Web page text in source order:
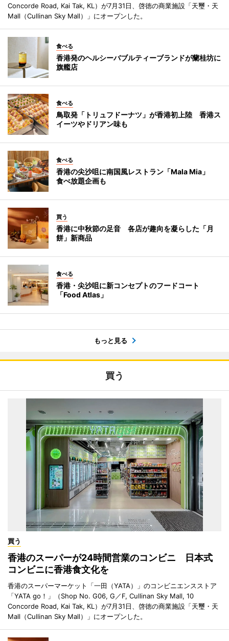
Concorde Road, Kai Tak, KL）が7月31日、啓徳の商業施設「天璽・天
Mall（Cullinan Sky Mall）」にオープンした。
食べる
香港発のヘルシーバブルティーブランドが蘭桂坊に
旗艦店
食べる
鳥取発「トリュフドーナツ」が香港初上陸 香港ス
イーツやドリアン味も
食べる
香港の尖沙咀に南国風レストラン「Mala Mia」
食べ放題企画も
買う
香港に中秋節の足音 各店が趣向を凝らした「月
餅」新商品
食べる
香港・尖沙咀に新コンセプトのフードコート
「Food Atlas」
もっと見る
買う
買う
香港のスーパーが24時間営業のコンビニ 日本式
コンビニに香港食文化を
香港のスーパーマーケット「一田（YATA）」のコンビニエンスストア
「YATA go！」（Shop No. G06, G／F, Cullinan Sky Mall, 10
Concorde Road, Kai Tak, KL）が7月31日、啓徳の商業施設「天璽・天
Mall（Cullinan Sky Mall）」にオープンした。